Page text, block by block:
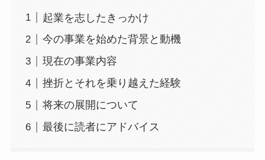
起業を志したきっかけ
今の事業を始めた背景と動機
現在の事業内容
挫折とそれを乗り越えた経験
将来の展開について
最後に読者にアドバイス